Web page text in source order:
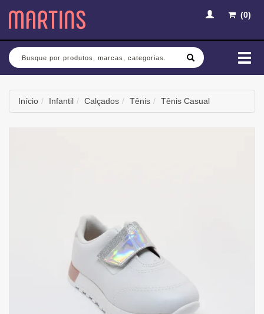
(0)
Busca
Início Infantil Calçados Tênis Tênis Casual